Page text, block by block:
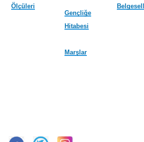
Ölçüleri
Gençliğe
Hitabesi
Marşlar